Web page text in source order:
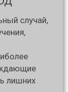
случай,
лишних